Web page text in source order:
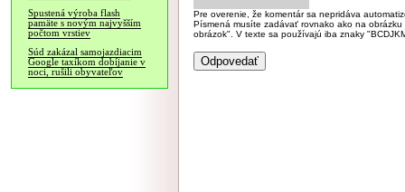
Spustená výroba flash
pamäte s novým najvyšším
počtom vrstiev
Súd zakázal samojazdiacim
Google taxíkom dobíjanie v
noci, rušili obyvateľov
Pre overenie, že komentár sa nepridáva
Písmená musíte zadávať rovnako ako na
obrázok". V texte sa používajú iba znaky